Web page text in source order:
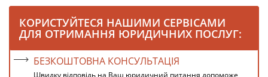
КОРИСТУЙТЕСЯ НАШИМИ СЕРВІСАМИ
ДЛЯ ОТРИМАННЯ ЮРИДИЧНИХ ПОСЛУГ:
БЕЗКОШТОВНА КОНСУЛЬТАЦІЯ
Швидку відповідь на Ваш юридичний питання допоможе